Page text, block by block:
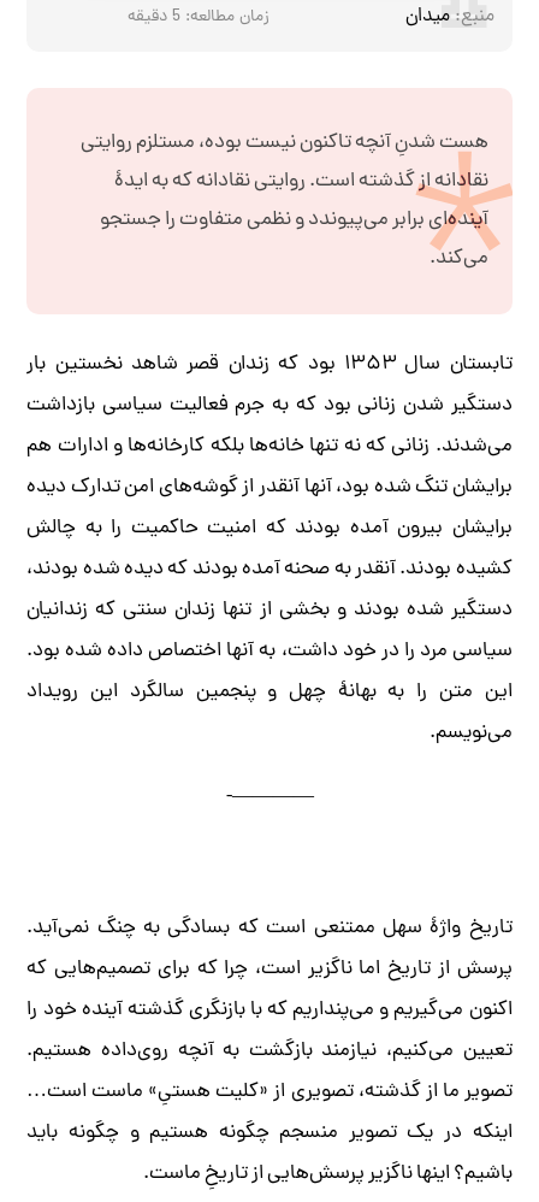
منبع: میدان زمان مطالعه: 5 دقیقه
هست شدنِ آنچه تاکنون نیست بوده، مستلزم روایتی
نقادانه از گذشته است. روایتی نقادانه که به ایدۀ
آینده‌ای برابر می‌پیوندد و نظمی متفاوت را جستجو
می‌کند.
تابستان سال ۱۳۵۳ بود که زندان قصر شاهد نخستین بار
دستگیر شدن زنانی بود که به جرم فعالیت سیاسی بازداشت
می‌شدند. زنانی که نه تنها خانه‌ها بلکه کارخانه‌ها و ادارات هم
برایشان تنگ شده بود، آنها آنقدر از گوشه‌های امن تدارک دیده
برایشان بیرون آمده بودند که امنیت حاکمیت را به چالش
کشیده بودند. آنقدر به صحنه آمده بودند که دیده شده بودند،
دستگیر شده بودند و بخشی از تنها زندان سنتی که زندانیان
سیاسی مرد را در خود داشت، به آنها اختصاص داده شده بود.
این متن را به بهانۀ چهل و پنجمین سالگرد این رویداد
می‌نویسم.
————-
تاریخ واژۀ سهل ممتنعی است که بسادگی به چنگ نمی‌آید.
پرسش از تاریخ اما ناگزیر است، چرا که برای تصمیم‌هایی که
اکنون می‌گیریم و می‌پنداریم که با بازنگری گذشته آینده خود را
تعیین می‌کنیم، نیازمند بازگشت به آنچه روی‌داده هستیم.
تصویر ما از گذشته، تصویری از «کلیت هستیِ» ماست است…
اینکه در یک تصویر منسجم چگونه هستیم و چگونه باید
باشیم؟ اینها ناگزیر پرسش‌هایی از تاریخِ ماست.